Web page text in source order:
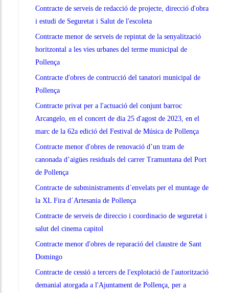
Contracte de serveis de redacció de projecte, direcció d'obra
i estudi de Seguretat i Salut de l'escoleta
Contracte menor de serveis de repintat de la senyalització
horitzontal a les vies urbanes del terme municipal de
Pollença
Contracte d'obres de contrucció del tanatori municipal de
Pollença
Contracte privat per a l'actuació del conjunt barroc
Arcangelo, en el concert de dia 25 d'agost de 2023, en el
marc de la 62a edició del Festival de Música de Pollença
Contracte menor d'obres de renovació d’un tram de
canonada d’aigües residuals del carrer Tramuntana del Port
de Pollença
Contracte de subministraments d´envelats per el muntage de
la XL Fira d´Artesania de Pollença
Contracte de serveis de direccio i coordinacio de seguretat i
salut del cinema capitol
Contracte menor d'obres de reparació del claustre de Sant
Domingo
Contracte de cessió a tercers de l'explotació de l'autorització
demanial atorgada a l'Ajuntament de Pollença, per a